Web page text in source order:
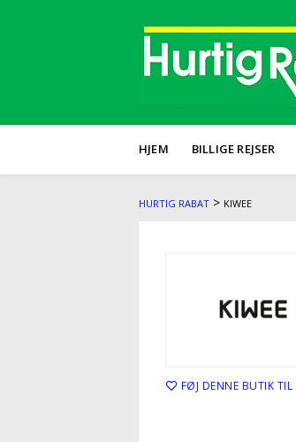
HJEM BILLIGE REJSER
HURTIG RABAT > KIWEE
FØJ DENNE BUTIK TIL